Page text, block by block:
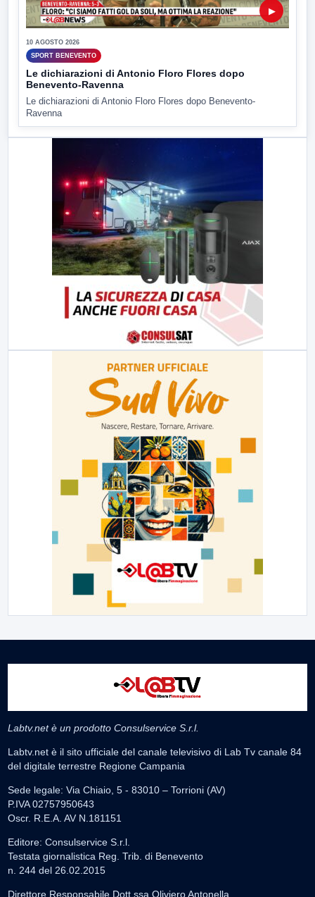
▶
10 AGOSTO 2026
SPORT BENEVENTO
Le dichiarazioni di Antonio Floro Flores dopo
Benevento-Ravenna
Le dichiarazioni di Antonio Floro Flores dopo Benevento-
Ravenna
Labtv.net è un prodotto Consulservice S.r.l.
Labtv.net è il sito ufficiale del canale televisivo di Lab Tv canale 84
del digitale terrestre Regione Campania
Sede legale: Via Chiaio, 5 - 83010 – Torrioni (AV)
P.IVA 02757950643
Oscr. R.E.A. AV N.181151
Editore: Consulservice S.r.l.
Testata giornalistica Reg. Trib. di Benevento
n. 244 del 26.02.2015
Direttore Responsabile Dott.ssa Oliviero Antonella